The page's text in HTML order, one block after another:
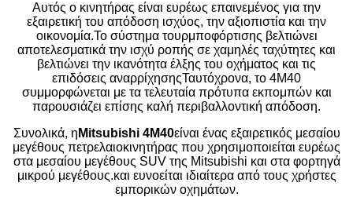
Αυτός ο κινητήρας είναι ευρέως επαινεμένος για την
εξαιρετική του απόδοση ισχύος, την αξιοπιστία και την
οικονομία.Το σύστημα τουρμποφόρτισης βελτιώνει
αποτελεσματικά την ισχύ ροπής σε χαμηλές ταχύτητες και
βελτιώνει την ικανότητα έλξης του οχήματος και τις
επιδόσεις αναρρίχησηςΤαυτόχρονα, το 4M40
συμμορφώνεται με τα τελευταία πρότυπα εκπομπών και
παρουσιάζει επίσης καλή περιβαλλοντική απόδοση.
Συνολικά, η Mitsubishi 4M40είναι ένας εξαιρετικός μεσαίου
μεγέθους πετρελαιοκινητήρας που χρησιμοποιείται ευρέως
στα μεσαίου μεγέθους SUV της Mitsubishi και στα φορτηγά
μικρού μεγέθους.και ευνοείται ιδιαίτερα από τους χρήστες
εμπορικών οχημάτων.